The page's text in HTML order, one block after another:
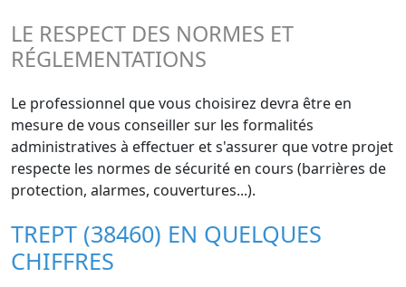
LE RESPECT DES NORMES ET
RÉGLEMENTATIONS
Le professionnel que vous choisirez devra être en
mesure de vous conseiller sur les formalités
administratives à effectuer et s'assurer que votre projet
respecte les normes de sécurité en cours (barrières de
protection, alarmes, couvertures...).
TREPT (38460) EN QUELQUES
CHIFFRES